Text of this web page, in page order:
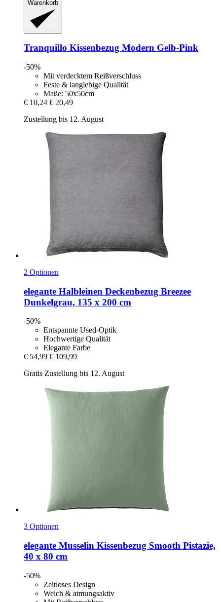
Warenkorb
Tranquillo Kissenbezug Modern Gelb-​Pink
-50%
Mit verdecktem Reißverschluss
Feste & langlebige Qualität
Maße: 50x50cm
€ 10,24 € 20,49
Zustellung bis 12. August
2 Optionen
elegante Halbleinen Deckenbezug Breezee
Dunkelgrau, 135 x 200 cm
-50%
Entspannte Used-Optik
Hochwertige Qualität
Elegante Farbe
€ 54,99 € 109,99
Gratis Zustellung bis 12. August
3 Optionen
elegante Musselin Kissenbezug Smooth Pistazie,
40 x 80 cm
-50%
Zeitloses Design
Weich & atmungsaktiv